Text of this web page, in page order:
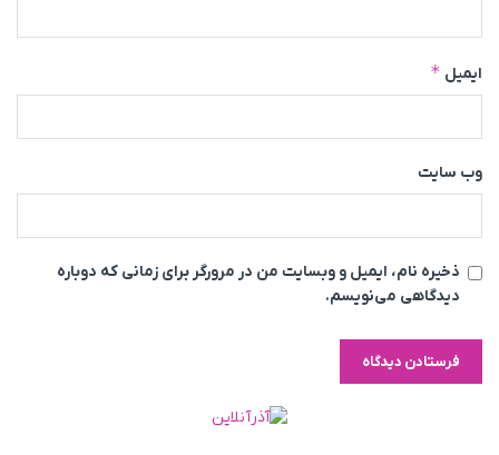
ایمیل *
وب‌ سایت
ذخیره نام، ایمیل و وبسایت من در مرورگر برای زمانی که دوباره
دیدگاهی می‌نویسم.